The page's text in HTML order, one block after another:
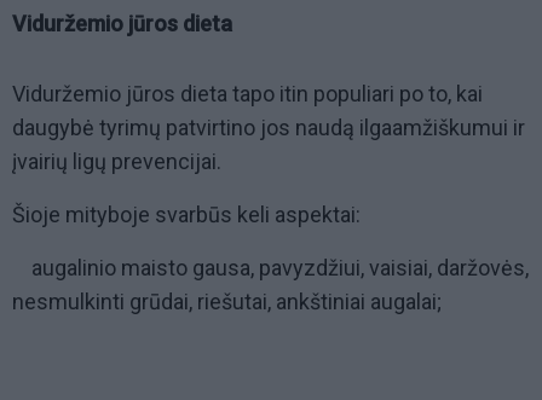
Viduržemio jūros dieta
Viduržemio jūros dieta tapo itin populiari po to, kai
daugybė tyrimų patvirtino jos naudą ilgaamžiškumui ir
įvairių ligų prevencijai.
Šioje mityboje svarbūs keli aspektai:
augalinio maisto gausa, pavyzdžiui, vaisiai, daržovės,
nesmulkinti grūdai, riešutai, ankštiniai augalai;